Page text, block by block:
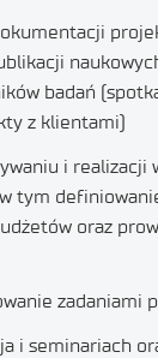
badań
z klientami)
i realizacji
tym
oraz
zadaniami
i seminariach